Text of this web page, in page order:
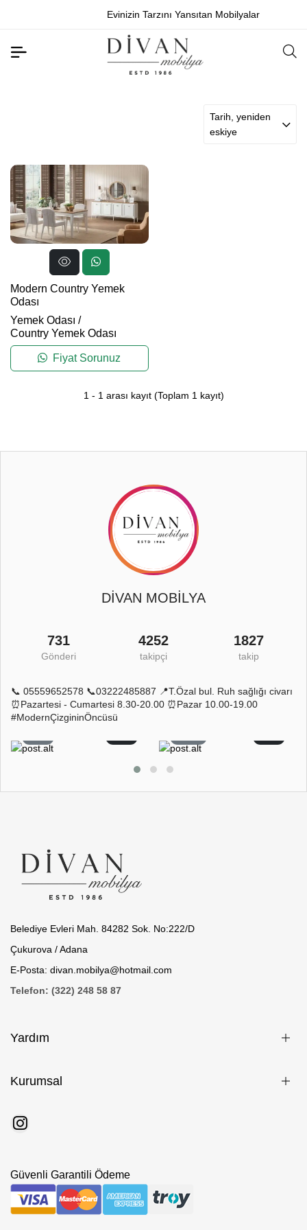
Evinizin Tarzını Yansıtan Mobilyalar
Tarih, yeniden
eskiye
Modern Country Yemek
Odası
Yemek Odası /
Country Yemek Odası
Fiyat Sorunuz
1 - 1 arası kayıt (Toplam 1 kayıt)
DİVAN MOBİLYA
731
Gönderi
4252
takipçi
1827
takip
📞 05559652578 📞03222485887 📍T.Özal bul. Ruh sağlığı civarı
⏰Pazartesi - Cumartesi 8.30-20.00 ⏰Pazar 10.00-19.00
#ModernÇizgininÖncüsü
Belediye Evleri Mah. 84282 Sok. No:222/D
Çukurova / Adana
E-Posta: divan.mobilya@hotmail.com
Telefon: (322) 248 58 87
Yardım
Kurumsal
Güvenli Garantili Ödeme